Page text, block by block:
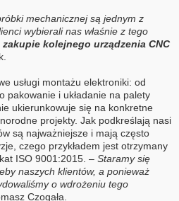
mechanicznej są jednym z
wybierali nas właśnie z tego
kolejnego urządzenia CNC
usługi montażu elektroniki: od
pakowanie i układanie na palety
ukierunkowuje się na konkretne
projekty. Jak podkreślają nasi
są najważniejsze i mają często
czego przykładem jest otrzymany
ISO 9001:2015. – Staramy się
naszych klientów, a ponieważ
o wdrożeniu tego
Czogała.